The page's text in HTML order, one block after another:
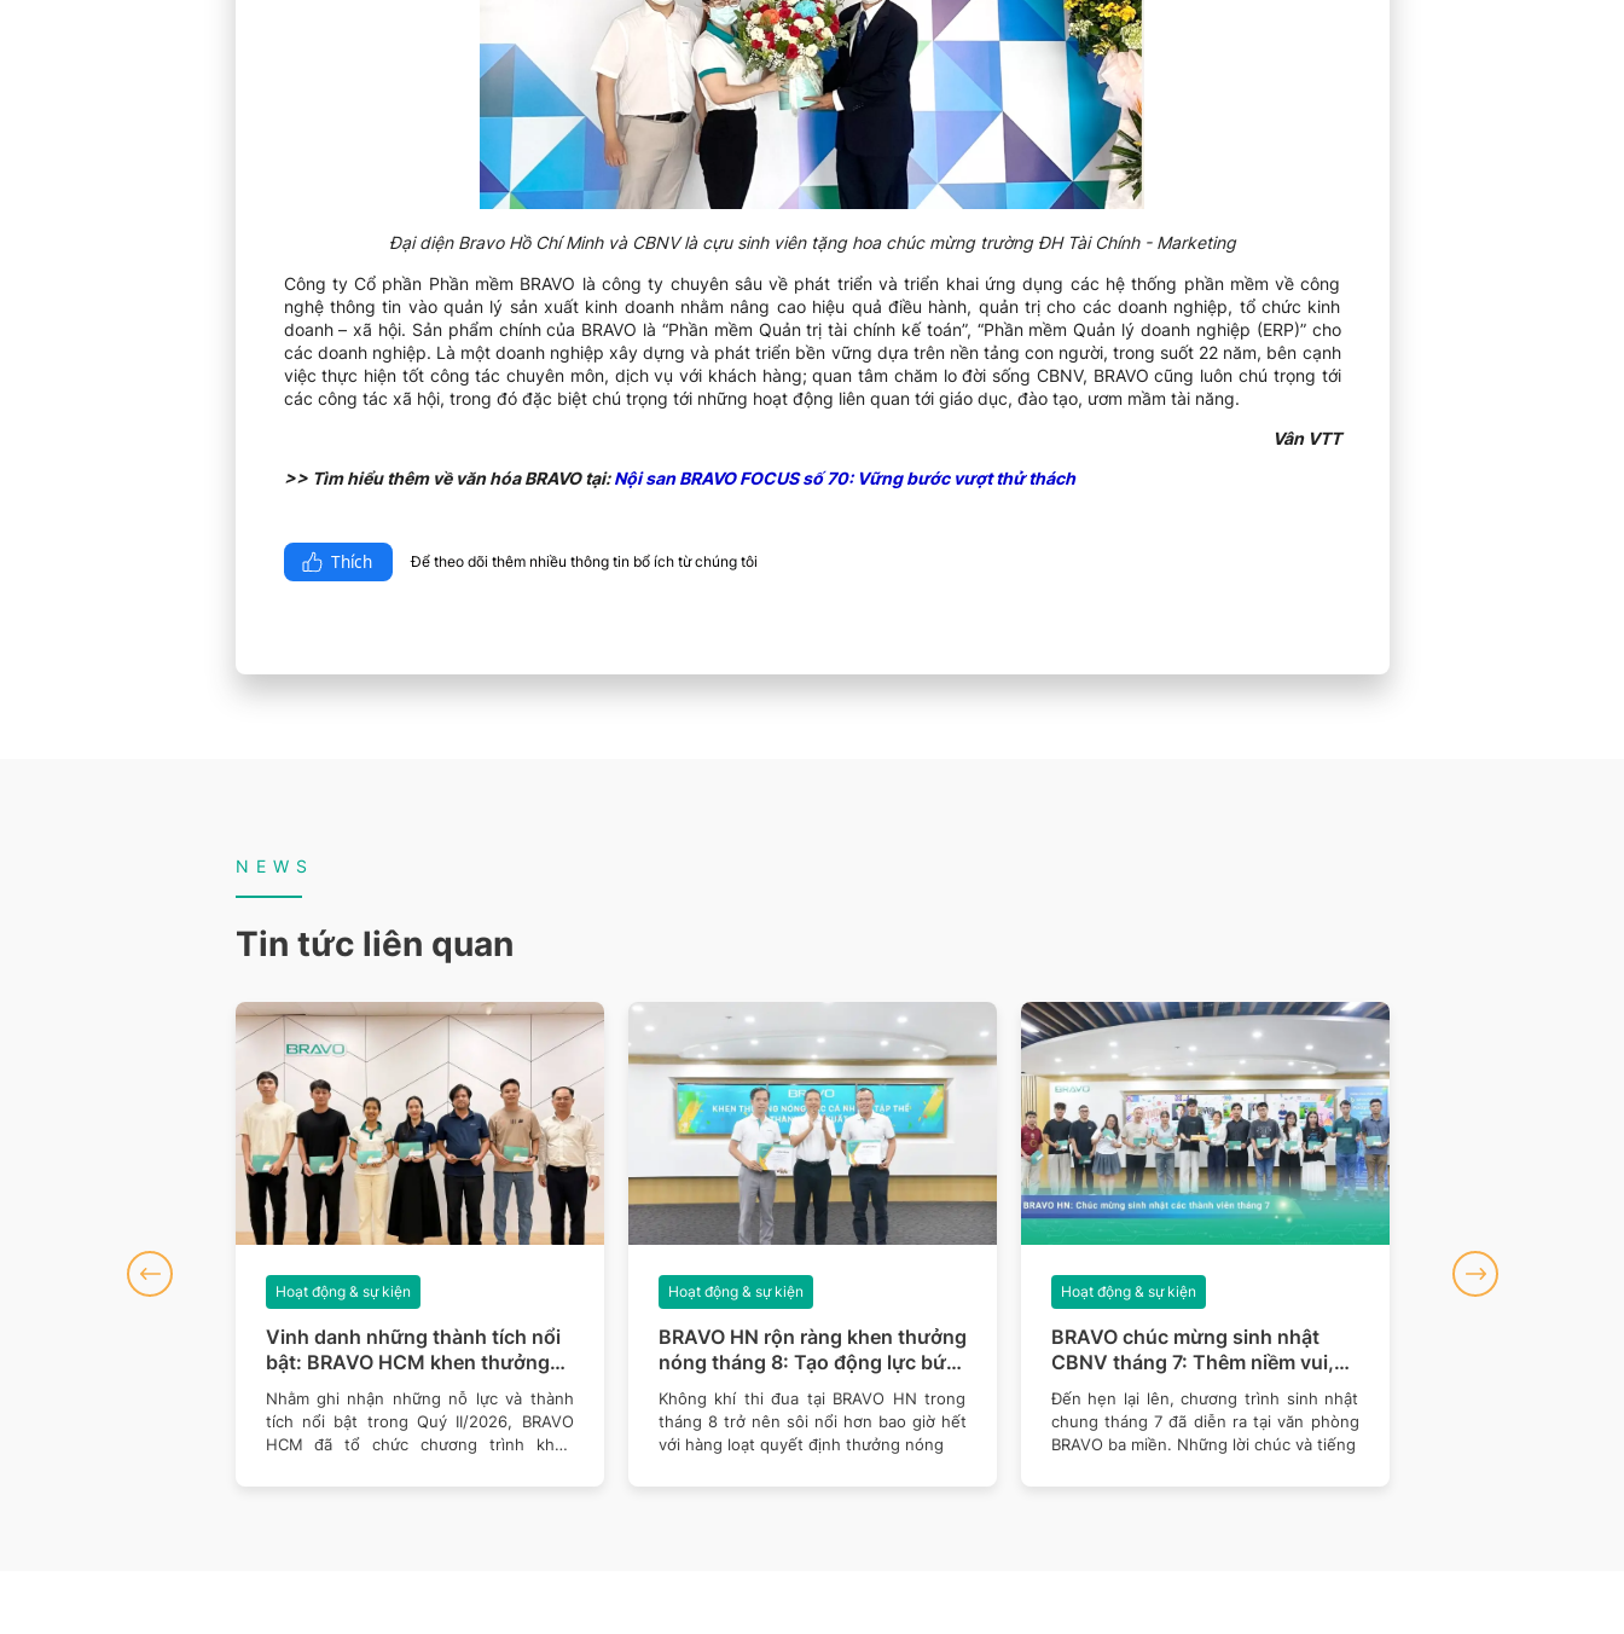
Đại diện Bravo Hồ Chí Minh và CBNV là cựu sinh viên tặng hoa chúc mừng trường ĐH Tài Chính - Marketing
Công ty Cổ phần Phần mềm BRAVO là công ty chuyên sâu về phát triển và triển khai ứng dụng các hệ thống phần mềm về công
nghệ thông tin vào quản lý sản xuất kinh doanh nhằm nâng cao hiệu quả điều hành, quản trị cho các doanh nghiệp, tổ chức kinh
doanh – xã hội. Sản phẩm chính của BRAVO là “Phần mềm Quản trị tài chính kế toán”, “Phần mềm Quản lý doanh nghiệp (ERP)” cho
các doanh nghiệp. Là một doanh nghiệp xây dựng và phát triển bền vững dựa trên nền tảng con người, trong suốt 22 năm, bên cạnh
việc thực hiện tốt công tác chuyên môn, dịch vụ với khách hàng; quan tâm chăm lo đời sống CBNV, BRAVO cũng luôn chú trọng tới
các công tác xã hội, trong đó đặc biệt chú trọng tới những hoạt động liên quan tới giáo dục, đào tạo, ươm mầm tài năng.
Vân VTT
>> Tìm hiểu thêm về văn hóa BRAVO tại:Nội san BRAVO FOCUS số 70: Vững bước vượt thử thách
Thích Để theo dõi thêm nhiều thông tin bổ ích từ chúng tôi​
NEWS
Tin tức liên quan
Vinh danh những thành tích nổi
bật: BRAVO HCM khen thưởng
Quý II/2026
Hoạt động & sự kiện
Nhằm ghi nhận những nỗ lực và thành
tích nổi bật trong Quý II/2026, BRAVO
HCM đã tổ chức chương trình khen
BRAVO HN rộn ràng khen thưởng
nóng tháng 8: Tạo động lực bứt
phá mục tiêu năm 2026
Hoạt động & sự kiện
Không khí thi đua tại BRAVO HN trong
tháng 8 trở nên sôi nổi hơn bao giờ hết
với hàng loạt quyết định thưởng nóng
BRAVO chúc mừng sinh nhật
CBNV tháng 7: Thêm niềm vui,
thêm gắn kết
Hoạt động & sự kiện
Đến hẹn lại lên, chương trình sinh nhật
chung tháng 7 đã diễn ra tại văn phòng
BRAVO ba miền. Những lời chúc và tiếng
Hoạt động & sự kiện